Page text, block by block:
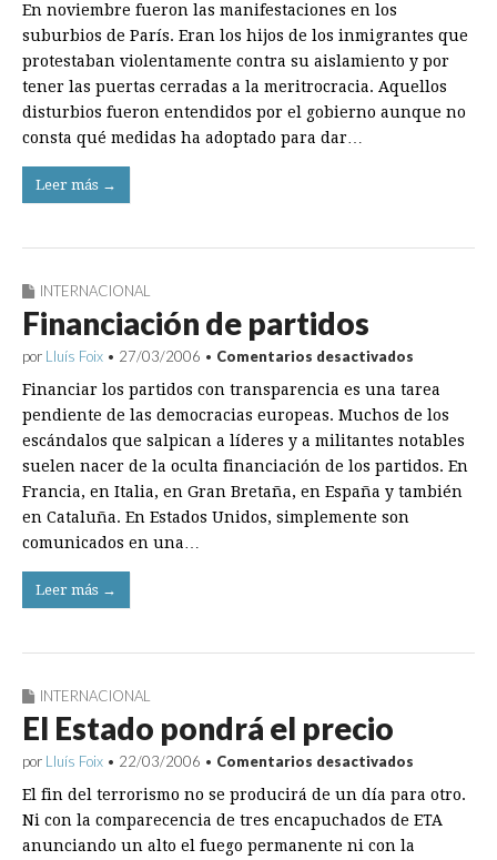
En noviembre fueron las manifestaciones en los
suburbios de París. Eran los hijos de los inmigrantes que
protestaban violentamente contra su aislamiento y por
tener las puertas cerradas a la meritrocracia. Aquellos
disturbios fueron entendidos por el gobierno aunque no
consta qué medidas ha adoptado para dar…
Leer más →
INTERNACIONAL
Financiación de partidos
por Lluís Foix • 27/03/2006 • Comentarios desactivados
de
partidos
Financiar los partidos con transparencia es una tarea
pendiente de las democracias europeas. Muchos de los
escándalos que salpican a líderes y a militantes notables
suelen nacer de la oculta financiación de los partidos. En
Francia, en Italia, en Gran Bretaña, en España y también
en Cataluña. En Estados Unidos, simplemente son
comunicados en una…
Leer más →
INTERNACIONAL
El Estado pondrá el precio
por Lluís Foix • 22/03/2006 • Comentarios desactivados
Estado
pondrá
el
precio
El fin del terrorismo no se producirá de un día para otro.
Ni con la comparecencia de tres encapuchados de ETA
anunciando un alto el fuego permanente ni con la